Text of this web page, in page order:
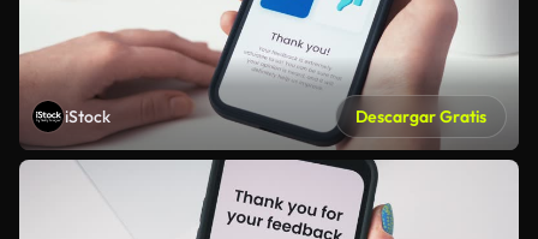
iStock Descargar Gratis